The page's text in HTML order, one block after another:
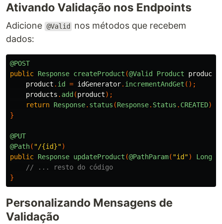
Ativando Validação nos Endpoints
Adicione @Valid
nos métodos que recebem
dados:
@POST
public Response createProduct (@Valid Product product
product . id = idGenerator. incrementAndGet ();
products . add (product);
return Response. status (Response. Status . CREATED).
}
@PUT
@Path( "/{id}")
public Response updateProduct (@PathParam( "id") Long
// ... resto do código
}
Personalizando Mensagens de
Validação